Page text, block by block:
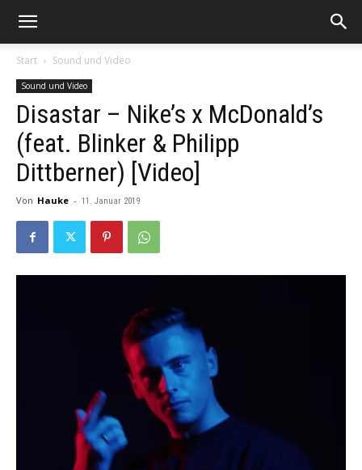
Start Sound und Video
Sound und Video
Disastar – Nike’s x McDonald’s
(feat. Blinker & Philipp
Dittberner) [Video]
Von Hauke - 11. Januar 2019